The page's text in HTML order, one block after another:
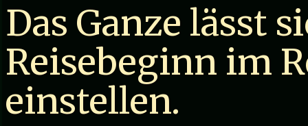
Das Ganze lässt
Reisebeginn im
einstellen.